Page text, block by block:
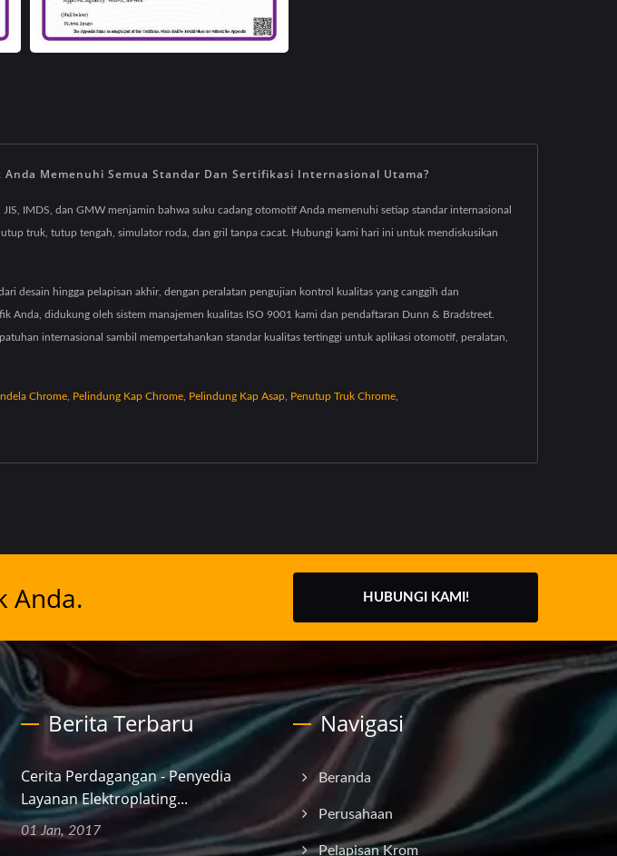
Memenuhi Semua Standar Dan Sertifikasi Internasional Utama?
IMDS, dan GMW menjamin bahwa suku cadang otomotif Anda memenuhi setiap standar internasional
truk, tutup tengah, simulator roda, dan gril tanpa cacat. Hubungi kami hari ini untuk mendiskusikan
desain hingga pelapisan akhir, dengan peralatan pengujian kontrol kualitas yang canggih dan
Anda, didukung oleh sistem manajemen kualitas ISO 9001 kami dan pendaftaran Dunn & Bradstreet.
internasional sambil mempertahankan standar kualitas tertinggi untuk aplikasi otomotif, peralatan,
Chrome Pelindung Kap Chrome Pelindung Kap Asap Penutup Truk Chrome
Anda. HUBUNGI KAMI!
Berita Terbaru
Cerita Perdagangan - Penyedia
Layanan Elektroplating...
01 Jan, 2017
Navigasi
Beranda
Perusahaan
Pelapisan Krom